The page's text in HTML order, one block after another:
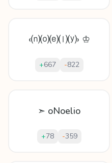
‹⒩⒪⒠⒧⒴› ♔
+667 -822
➣ oNoelio
+78 -359